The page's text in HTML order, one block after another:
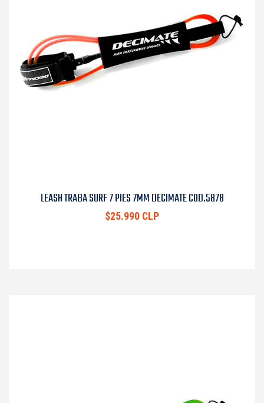
LEASH TRABA SURF 7 PIES 7MM DECIMATE COD.5878
$25.990 CLP